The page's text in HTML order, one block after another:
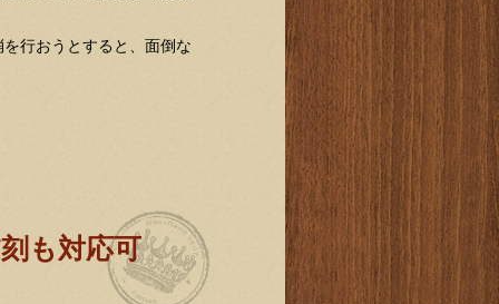
行おうとすると、面倒な
も対応可